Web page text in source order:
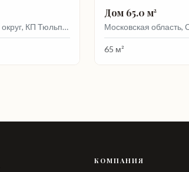
Московская область, Истра гор. округ, КП Тюльпаново-2, 560, Без улицы
Дом 65.0 м²
65 м²
КОМПАНИЯ